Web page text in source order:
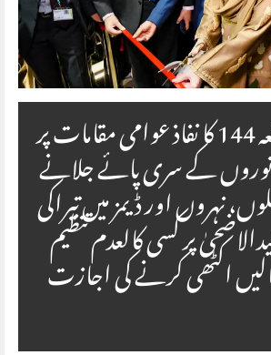
پنجاب میں دفعہ 144 کا نفاذ عوامی مقامات پر
کے سری پائے جلانے
نہروں اور ڈیمز میں تیراکی
پر کسی کالعدم تنظیم
اکٹھی کرنے کی اجازت